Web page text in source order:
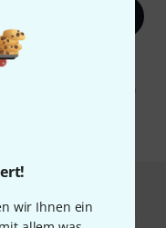
wir Ihnen ein
dem Erhalt von E-Mail-
zu. Die
finden Sie in